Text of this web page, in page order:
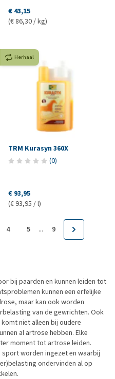
€ 43,15
(€ 86,30 / kg)
Herhaal
TRM Kurasyn 360X
(0)
€ 93,95
(€ 93,95 / l)
4 5 ... 9
bij paarden en kunnen leiden tot
kunnen een erfelijke
maar kan ook worden
van de gewrichten. Ook
niet alleen bij oudere
al artrose hebben. Elke
moment tot artrose leiden.
sport worden ingezet en waarbij
ondervinden al op